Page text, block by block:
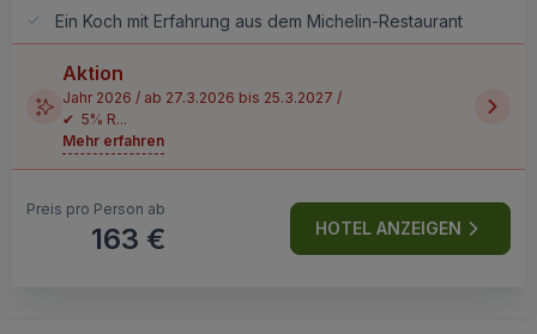
Ein Koch mit Erfahrung aus dem Michelin-Restaurant
Aktion
Jahr 2026 / ab 27.3.2026 bis 25.3.2027 /
✔ 5% R...
Mehr erfahren
Preis pro Person ab
163 € HOTEL ANZEIGEN